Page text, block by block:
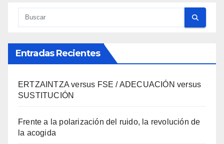
Entradas Recientes
ERTZAINTZA versus FSE / ADECUACIÓN versus
SUSTITUCIÓN
Frente a la polarización del ruido, la revolución de
la acogida